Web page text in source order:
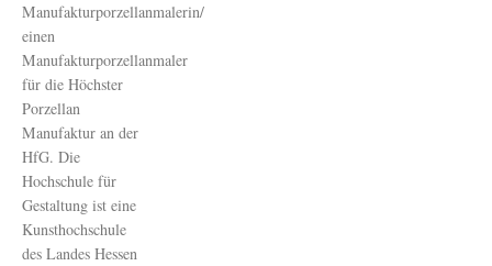
Manufakturporzellanmalerin/
einen
Manufakturporzellanmaler
für die Höchster
Porzellan
Manufaktur an der
HfG. Die
Hochschule für
Gestaltung ist eine
Kunsthochschule
des Landes Hessen